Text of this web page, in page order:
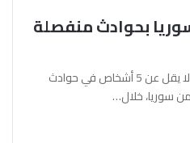
سوريا بحوادث منفصلة
آفرين علو ـ xeber24.net قُتل ما لا يقل عن 5 أشخاص في حوادث
سوريا، خلال…